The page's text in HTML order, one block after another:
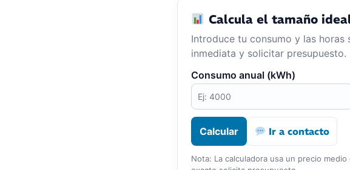
Calcula el tamaño
Introduce tu consumo y las horas
inmediata y solicitar presupuesto.
Consumo anual (kWh)
Calcular Ir a contacto
Nota: La calculadora usa un precio